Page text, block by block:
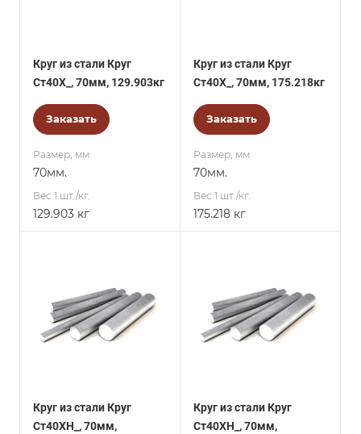
Круг из стали Круг
Ст40Х_, 70мм, 129.903кг
Заказать
Размер, мм
70мм.
Вес 1 шт./кг.
129.903 кг
Круг из стали Круг
Ст40Х_, 70мм, 175.218кг
Заказать
Размер, мм
70мм.
Вес 1 шт./кг.
175.218 кг
Круг из стали Круг
Ст40ХН_, 70мм,
Круг из стали Круг
Ст40ХН_, 70мм,